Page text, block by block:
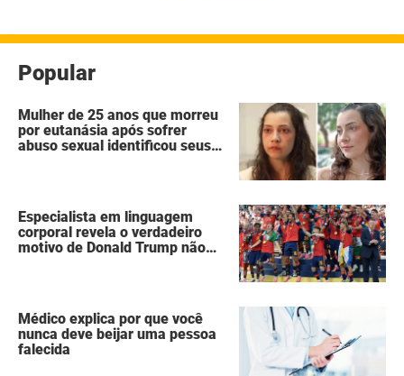
Popular
Mulher de 25 anos que morreu
por eutanásia após sofrer
abuso sexual identificou seus
Especialista em linguagem
corporal revela o verdadeiro
motivo de Donald Trump não
Médico explica por que você
nunca deve beijar uma pessoa
falecida